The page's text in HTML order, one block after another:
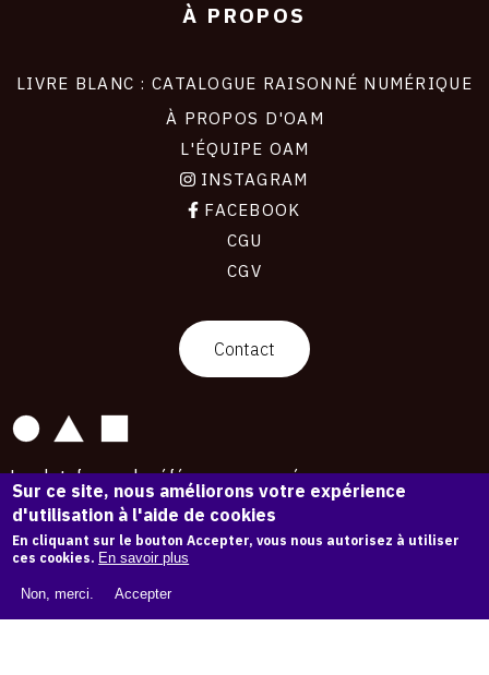
À PROPOS
LIVRE BLANC : CATALOGUE RAISONNÉ NUMÉRIQUE
À PROPOS D'OAM
L'ÉQUIPE OAM
INSTAGRAM
FACEBOOK
CGU
CGV
Contact
La plateforme de référence pour créer,
conserver et promouvoir l'Histoire de l'Art.
Des catalogues raisonnés aux archives
d'expositions.
43 254 œuvres d'art — 7 587 expositions
Copyright © OAM 2026. Tous droits réservés.
Sur ce site, nous améliorons votre expérience
d'utilisation à l'aide de cookies
En cliquant sur le bouton Accepter, vous nous autorisez à utiliser
ces cookies. En savoir plus
Non, merci. Accepter